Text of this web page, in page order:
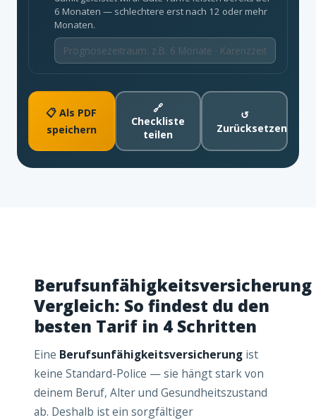
6 Monaten — schlechtere erst nach 12 oder mehr
Monaten.
📋 Als PDF
speichern
🔗
Checkliste
teilen
↺
Zurücksetzen
Berufsunfähigkeitsversicherung
Vergleich: So findest du den
besten Tarif in 4 Schritten
Eine Berufsunfähigkeitsversicherung ist
keine Standard-Police — sie hängt stark von
deinem Beruf, Alter und Gesundheitszustand
ab. Deshalb ist ein sorgfältiger